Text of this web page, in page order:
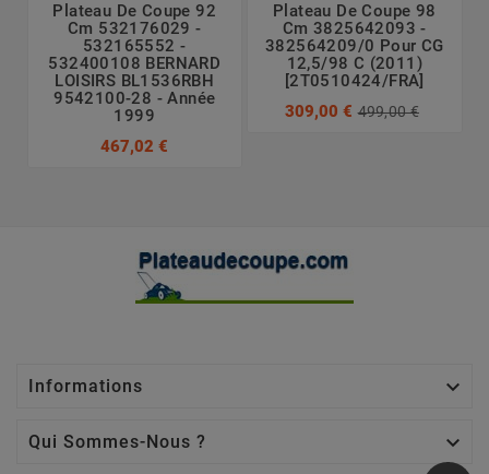
Plateau De Coupe 92
Cm 532176029 -
532165552 -
532400108 BERNARD
LOISIRS BL1536RBH
9542100-28 - Année
1999
467,02 €
Plateau De Coupe 98
Cm 3825642093 -
382564209/0 Pour CG
12,5/98 C (2011)
[2T0510424/FRA]
309,00 € 499,00 €
Informations 
Qui Sommes-Nous ? 